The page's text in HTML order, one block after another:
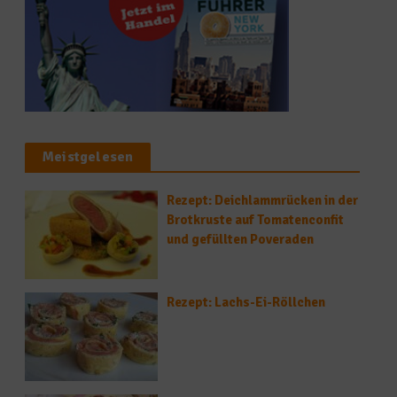
Meistgelesen
Rezept: Deichlammrücken in der
Brotkruste auf Tomatenconfit
und gefüllten Poveraden
Rezept: Lachs-Ei-Röllchen